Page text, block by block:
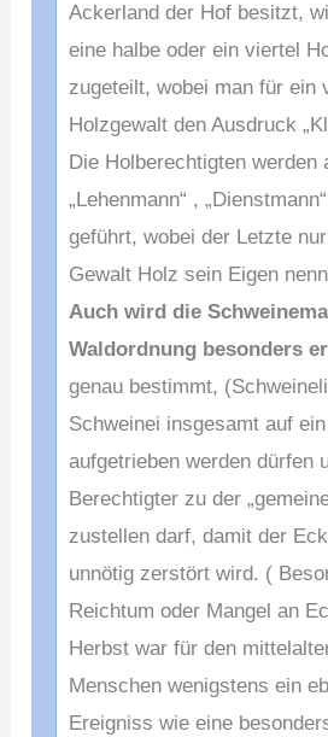
Ackerland der Hof besitzt,
eine halbeoder ein viertel
zugeteilt, wobei man für ein
Holzgewalt den Ausdruck
Die Holberechtigten werden
„Lehenmann“ ,
geführt, wobei der Letzte
Gewalt Holz sein Eigen
Auch wird die
Waldordnung besonders
genau bestimmt,
Schweinei insgesamt auf
aufgetrieben werden dürfen
Berechtigter zu der
zustellen darf, damit der
unnötig zerstört wird. (
Reichtum oder Mangel an
Herbst war für den
Menschen wenigstens ein
Ereigniss wie eine